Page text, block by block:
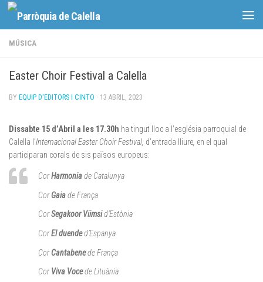
Skip to content
MÚSICA
Easter Choir Festival a Calella
BY EQUIP D'EDITORS I CINTO · 13 ABRIL, 2023
Dissabte 15 d’Abril a les 17.30h ha tingut lloc a l’església parroquial de
Calella l’Internacional Easter Choir Festival, d’entrada lliure, en el qual
participaran corals de sis països europeus:
CorHarmoniade Catalunya
CorGaiade França
CorSegakoor Viimsid’Estònia
CorEl duended’Espanya
CorCantabenede França
CorViva Vocede Lituània